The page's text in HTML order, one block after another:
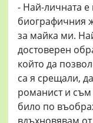
- Най-личната е
биографичния
за майка ми.
достоверен
който да
са я срещали,
романист и съм
било по